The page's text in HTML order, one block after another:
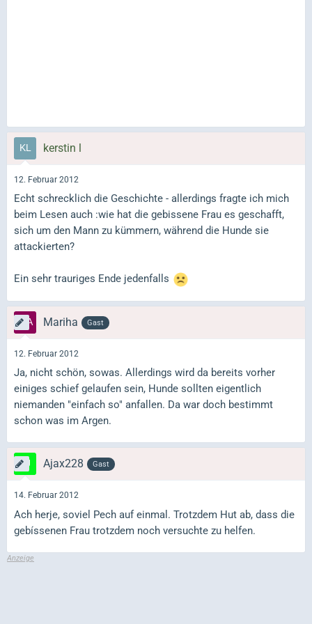
kerstin l
12. Februar 2012
Echt schrecklich die Geschichte - allerdings fragte ich mich
beim Lesen auch :wie hat die gebissene Frau es geschafft,
sich um den Mann zu kümmern, während die Hunde sie
attackierten?
Ein sehr trauriges Ende jedenfalls
Mariha Gast
12. Februar 2012
Ja, nicht schön, sowas. Allerdings wird da bereits vorher
einiges schief gelaufen sein, Hunde sollten eigentlich
niemanden "einfach so" anfallen. Da war doch bestimmt
schon was im Argen.
Ajax228 Gast
14. Februar 2012
Ach herje, soviel Pech auf einmal. Trotzdem Hut ab, dass die
gebíssenen Frau trotzdem noch versuchte zu helfen.